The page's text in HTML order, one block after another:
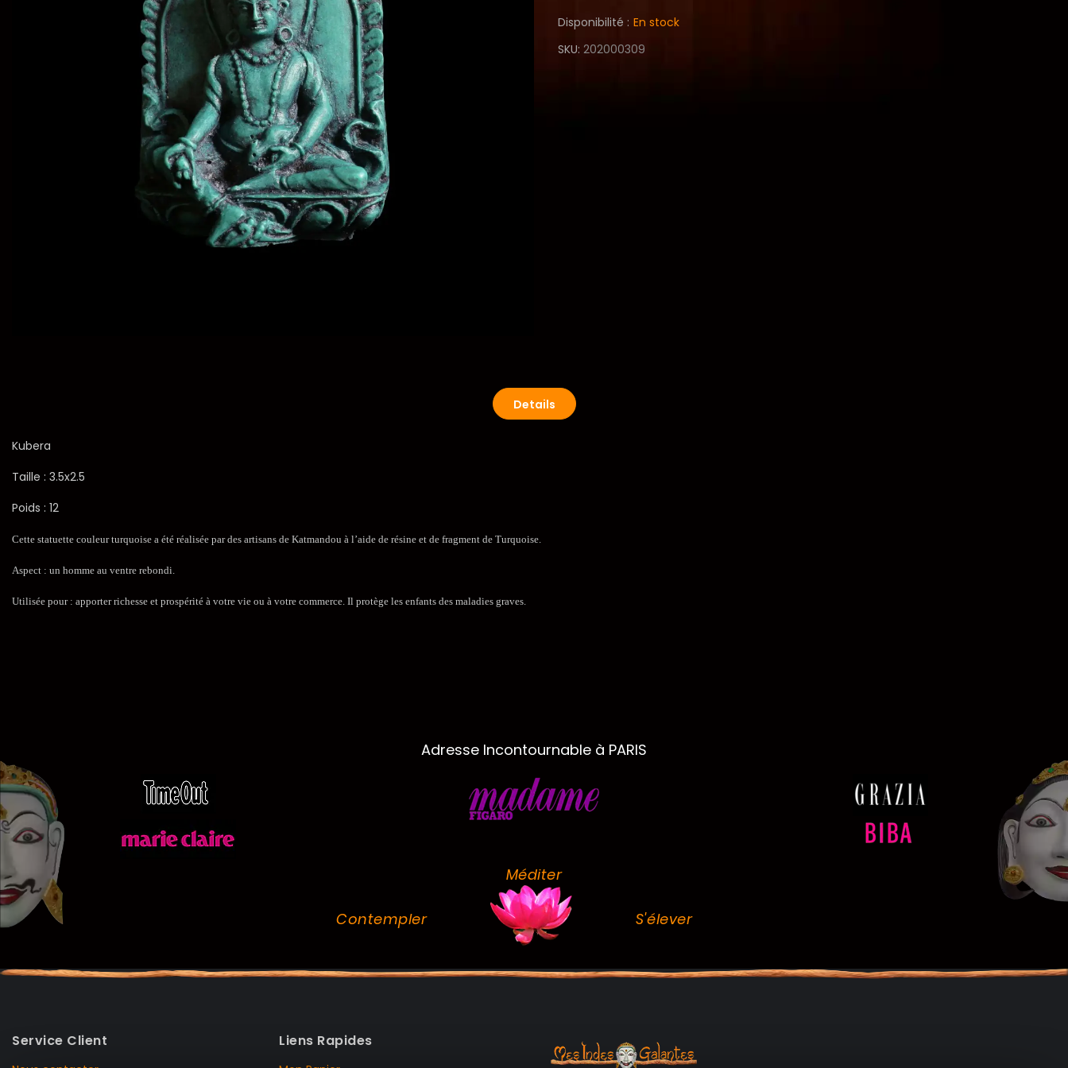
Disponibilité : En stock
SKU 202000309
Details
Kubera
Taille : 3.5x2.5
Poids : 12
Cette statuette couleur turquoise a été réalisée par des artisans de Katmandou à l’aide de résine et de fragment de Turquoise.
Aspect : un homme au ventre rebondi.
Utilisée pour : apporter richesse et prospérité à votre vie ou à votre commerce. Il protège les enfants des maladies graves.
Adresse Incontournable à PARIS
Méditer
Contempler S'élever
Service Client Liens Rapides